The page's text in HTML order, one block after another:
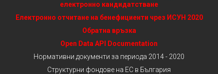
електронно кандидатстване
Електронно отчитане на бенефициенти чрез ИСУН 2020
Обратна връзка
Open Data API Documentation
Нормативни документи за периода 2014 - 2020
Структурни фондове на ЕС в България